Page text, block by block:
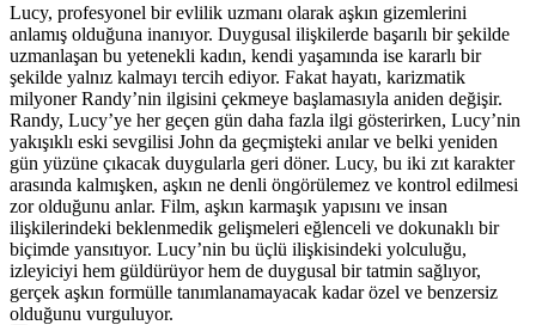
Lucy, profesyonel bir evlilik uzmanı olarak aşkın gizemlerini
anlamış olduğuna inanıyor. Duygusal ilişkilerde başarılı bir şekilde
uzmanlaşan bu yetenekli kadın, kendi yaşamında ise kararlı bir
şekilde yalnız kalmayı tercih ediyor. Fakat hayatı, karizmatik
milyoner Randy’nin ilgisini çekmeye başlamasıyla aniden değişir.
Randy, Lucy’ye her geçen gün daha fazla ilgi gösterirken, Lucy’nin
yakışıklı eski sevgilisi John da geçmişteki anılar ve belki yeniden
gün yüzüne çıkacak duygularla geri döner. Lucy, bu iki zıt karakter
arasında kalmışken, aşkın ne denli öngörülemez ve kontrol edilmesi
zor olduğunu anlar. Film, aşkın karmaşık yapısını ve insan
ilişkilerindeki beklenmedik gelişmeleri eğlenceli ve dokunaklı bir
biçimde yansıtıyor. Lucy’nin bu üçlü ilişkisindeki yolculuğu,
izleyiciyi hem güldürüyor hem de duygusal bir tatmin sağlıyor,
gerçek aşkın formülle tanımlanamayacak kadar özel ve benzersiz
olduğunu vurguluyor.